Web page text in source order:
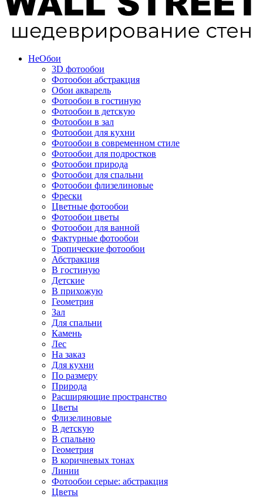
НеОбои
3D фотообои
Фотообои абстракция
Обои акварель
Фотообои в гостиную
Фотообои в детскую
Фотообои в зал
Фотообои для кухни
Фотообои в современном стиле
Фотообои для подростков
Фотообои природа
Фотообои для спальни
Фотообои флизелиновые
Фрески
Цветные фотообои
Фотообои цветы
Фотообои для ванной
Фактурные фотообои
Тропические фотообои
Абстракция
В гостиную
Детские
В прихожую
Геометрия
Зал
Для спальни
Камень
Лес
На заказ
Для кухни
По размеру
Природа
Расширяющие пространство
Цветы
Флизелиновые
В детскую
В спальню
Геометрия
В коричневых тонах
Линии
Фотообои серые: абстракция
Цветы